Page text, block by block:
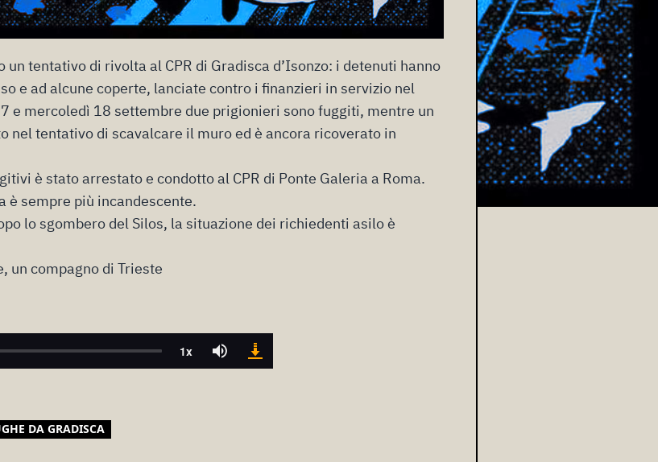
un tentativo di rivolta al CPR di Gradisca d’Isonzo: i detenuti hanno
e ad alcune coperte, lanciate contro i finanzieri in servizio nel
e mercoledì 18 settembre due prigionieri sono fuggiti, mentre un
nel tentativo di scavalcare il muroed è ancora ricoverato in
è stato arrestato e condotto al CPR di Ponte Galeria a Roma.
è sempre più incandescente.
lo sgombero del Silos, la situazione dei richiedenti asilo è
un compagno di Trieste
DA GRADISCA